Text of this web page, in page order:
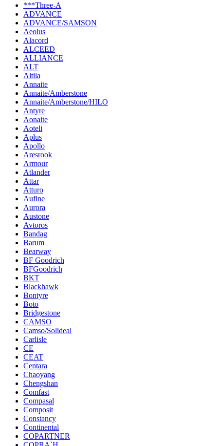
***Three-A
ADVANCE
ADVANCE/SAMSON
Aeolus
Alacord
ALCEED
ALLIANCE
ALT
Altila
Annaite
Annaite/Amberstone
Annaite/Amberstone/HILO
Antyre
Aonaite
Aoteli
Aplus
Apollo
Aresrook
Armour
Atlander
Attar
Atturo
Aufine
Aurora
Austone
Avtoros
Bandag
Barum
Bearway
BF Goodrich
BFGoodrich
BKT
Blackhawk
Bontyre
Boto
Bridgestone
CAMSO
Camso/Solideal
Carlisle
CE
CEAT
Centara
Chaoyang
Chengshan
Comfast
Compasal
Composit
Constancy
Continental
COPARTNER